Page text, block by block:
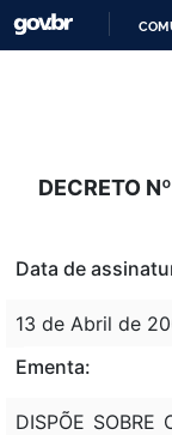
DECRETO
Data de
13 de Abril de
Ementa:
DISPÕE SOBRE